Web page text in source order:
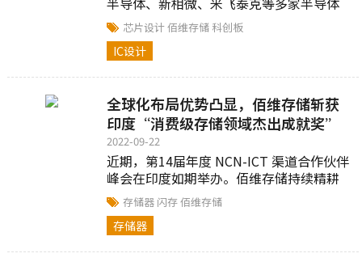
公司公布了IPO最新进展...
芯片设计佰维存储 科创板
IC设计
全球化布局优势凸显，佰维存储斩获
印度“消费级存储领域杰出成就奖”
2022-09-22
近期，第14届年度 NCN-ICT 渠道合作伙伴
峰会在印度如期举办。佰维存储持续精耕
海外市场，在技术研发、产品创新及服务
体系等多维度上表现出色，一举斩获 “消
费级存储领域杰出成就奖”。
存储器 闪存佰维存储
存储器